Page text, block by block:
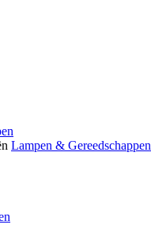
Lampen & Gereedschappen